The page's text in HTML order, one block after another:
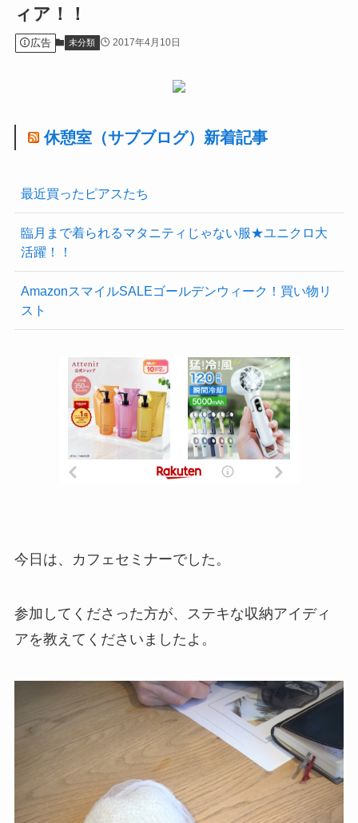
ィア！！
広告 未分類 2017年4月10日
休憩室（サブブログ）新着記事
最近買ったピアスたち
臨月まで着られるマタニティじゃない服★ユニクロ大
活躍！！
AmazonスマイルSALEゴールデンウィーク！買い物リ
スト
今日は、カフェセミナーでした。
参加してくださった方が、ステキな収納アイディ
アを教えてくださいましたよ。